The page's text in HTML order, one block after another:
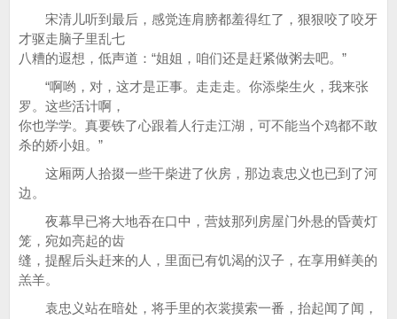
宋清儿听到最后，感觉连肩膀都羞得红了，狠狠咬了咬牙
才驱走脑子里乱七
八糟的遐想，低声道：“姐姐，咱们还是赶紧做粥去吧。”
“啊哟，对，这才是正事。走走走。你添柴生火，我来张
罗。这些活计啊，
你也学学。真要铁了心跟着人行走江湖，可不能当个鸡都不敢
杀的娇小姐。”
这厢两人拾掇一些干柴进了伙房，那边袁忠义也已到了河
边。
夜幕早已将大地吞在口中，营妓那列房屋门外悬的昏黄灯
笼，宛如亮起的齿
缝，提醒后头赶来的人，里面已有饥渴的汉子，在享用鲜美的
羔羊。
袁忠义站在暗处，将手里的衣裳摸索一番，抬起闻了闻，